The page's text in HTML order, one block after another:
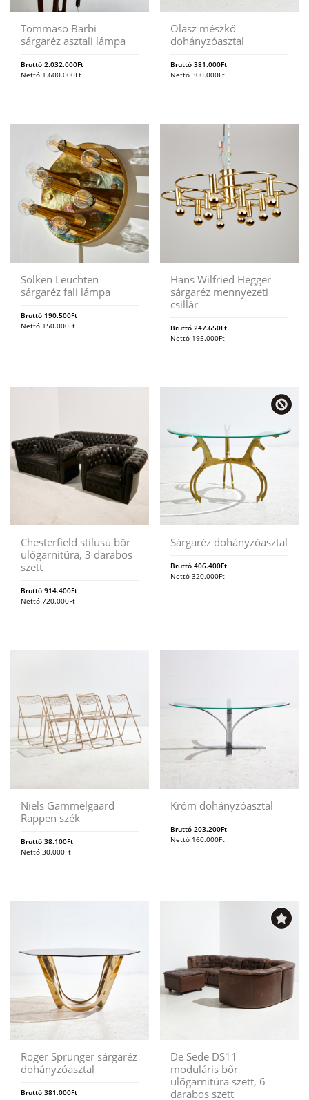
Tommaso Barbi
sárgaréz asztali lámpa
Bruttó 2.032.000Ft
Nettó 1.600.000Ft
Olasz mészkő
dohányzóasztal
Bruttó381.000Ft
Nettó300.000Ft
Sölken Leuchten
sárgaréz fali lámpa
Bruttó 190.500Ft
Nettó 150.000Ft
Hans Wilfried Hegger
sárgaréz mennyezeti
csillár
Bruttó247.650Ft
Nettó 195.000Ft
Chesterfield stílusú bőr
ülőgarnitúra, 3 darabos
szett
Bruttó 914.400Ft
Nettó 720.000Ft
Sárgaréz dohányzóasztal
Bruttó406.400Ft
Nettó320.000Ft
Niels Gammelgaard
Rappen szék
Bruttó 38.100Ft
Nettó 30.000Ft
Króm dohányzóasztal
Bruttó203.200Ft
Nettó 160.000Ft
Roger Sprunger sárgaréz
dohányzóasztal
Bruttó 381.000Ft
De Sede DS11
moduláris bőr
ülőgarnitúra szett, 6
darabos szett